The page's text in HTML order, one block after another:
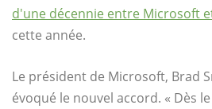
d'une décennie entre Microsoft
cette année.
Le président de Microsoft, Brad
évoqué le nouvel accord. « Dès